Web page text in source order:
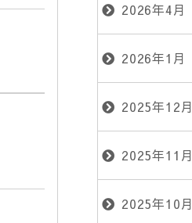
2026年4月
2026年1月
2025年12月
2025年11月
2025年10月